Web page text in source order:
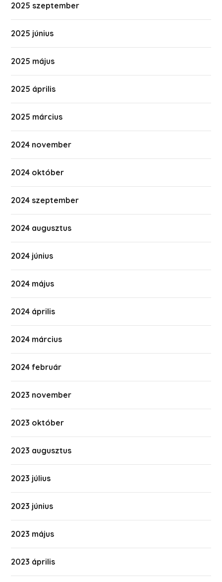
2025 szeptember
2025 június
2025 május
2025 április
2025 március
2024 november
2024 október
2024 szeptember
2024 augusztus
2024 június
2024 május
2024 április
2024 március
2024 február
2023 november
2023 október
2023 augusztus
2023 július
2023 június
2023 május
2023 április